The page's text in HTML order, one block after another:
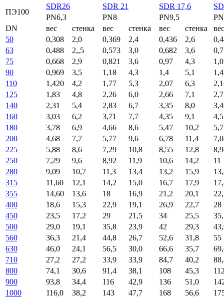
ПЭ100
SDR26 SDR 21 SDR 17,6
PN6,3
PN8 PN9,5
DN
вес стенка вес стенка вес стенка
вес
50
0,308 2,0 0,369 2,4 0,436 2,6
63
0,488 2,,5 0,573 3,0 0,682 3,6
75
0,668 2,9 0,821 3,6 0,97 4,3
90
0,969 3,5 1,18 4,3 1,4 5,1
110
1,420 4,2 1,77 5,3 2,07 6,3
125
1,83 4,8 2,26 6,0 2,66 7,1
140
2,31 5,4 2,83 6,7 3,35 8,0
160
3,03 6,2 3,71 7,7 4,35 9,1
180
3,78 6,9 4,66 8,6 5,47 10,2
200
4,68 7,7 5,77 9,6 6,78 11,4
225
5,88 8,6 7,29 10,8 8,55 12,8
250
7,29 9,6 8,92 11,9 10,6 14,2
11
280
9,09 10,7 11,3 13,4 13,2 15,9
315
11,60 12,1 14,2 15,0 16,7 17,9
355
14,60 13,6 18 16,9 21,2 20,1
400
18,6 15,3 22,9 19,1 26,9 22,7
28
450
23,5 17,2 29 21,5 34 25,5
500
29,0 19,1 35,8 23,9 42 29,3
560
36,3 21,4 44,8 26,7 52,6 31,8
55
630
46,0 24,1 56,5 30,0 66,6 35,7
710
27,2 27,2 33,9 33,9 84,7 40,2
800
74,1 30,6 91,4 38,1 108 45,3
900
93,8 34,4 116 42,9 136 51,0
1000
116,0 38,2 143 47,7 168 56,6